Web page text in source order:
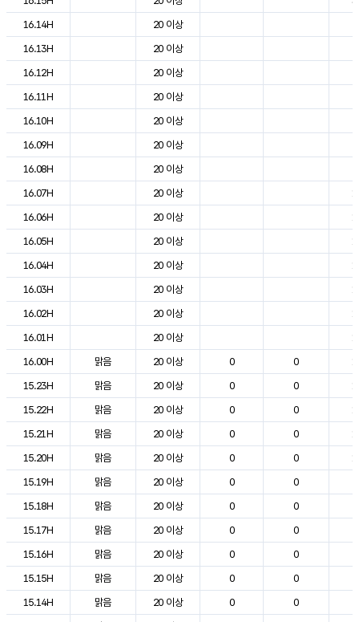
16.14H
20 이상
16.13H
20 이상
16.12H
20 이상
16.11H
20 이상
16.10H
20 이상
16.09H
20 이상
16.08H
20 이상
16.07H
20 이상
16.06H
20 이상
16.05H
20 이상
16.04H
20 이상
16.03H
20 이상
16.02H
20 이상
16.01H
20 이상
16.00H
맑음 20 이상 0 0
15.23H
맑음 20 이상 0 0
15.22H
맑음 20 이상 0 0
15.21H
맑음 20 이상 0 0
15.20H
맑음 20 이상 0 0
15.19H
맑음 20 이상 0 0
15.18H
맑음 20 이상 0 0
15.17H
맑음 20 이상 0 0
15.16H
맑음 20 이상 0 0
15.15H
맑음 20 이상 0 0
15.14H
맑음 20 이상 0 0